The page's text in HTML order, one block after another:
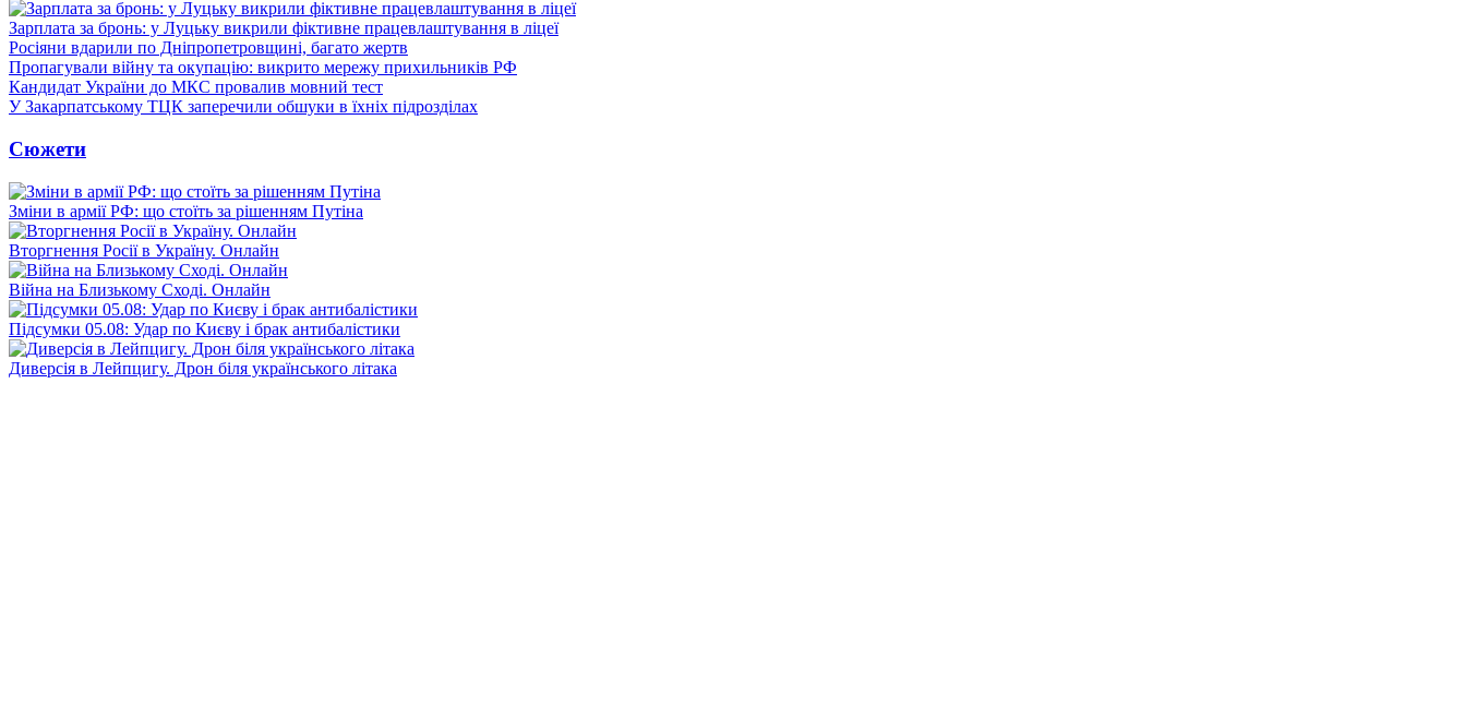
Зарплата за бронь: у Луцьку викрили фіктивне працевлаштування в ліцеї
Росіяни вдарили по Дніпропетровщині, багато жертв
Пропагували війну та окупацію: викрито мережу прихильників РФ
Кандидат України до МКС провалив мовний тест
У Закарпатському ТЦК заперечили обшуки в їхніх підрозділах
Сюжети
Зміни в армії РФ: що стоїть за рішенням Путіна
Вторгнення Росії в Україну. Онлайн
Війна на Близькому Сході. Онлайн
Підсумки 05.08: Удар по Києву і брак антибалістики
Диверсія в Лейпцигу. Дрон біля українського літака